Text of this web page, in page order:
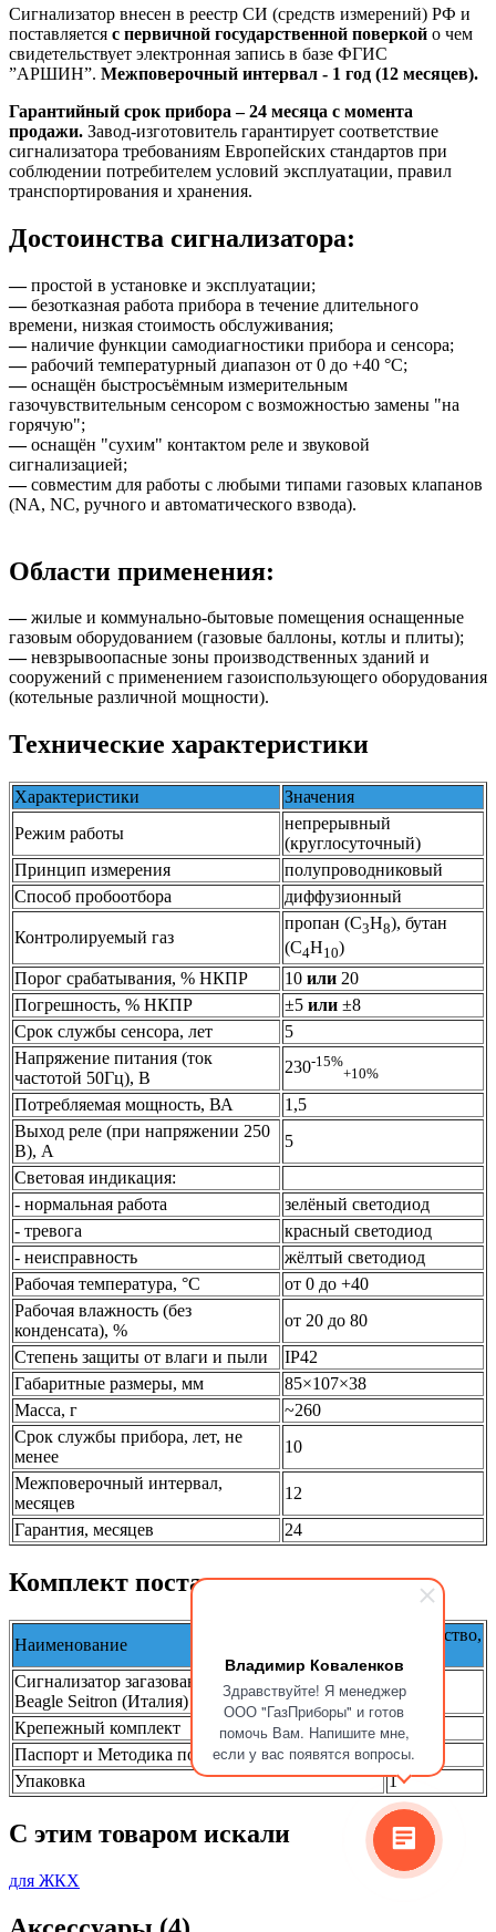
Владимир Коваленков
Здравствуйте! Я менеджер
ООО "ГазПриборы" и готов
помочь Вам. Напишите мне,
если у вас появятся вопросы.
Сигнализатор внесен в реестр СИ (средств измерений) РФ и
поставляется с первичной государственной поверкой о чем
свидетельствует электронная запись в базе ФГИС
”АРШИН”. Межповерочный интервал - 1 год (12 месяцев).
Гарантийный срок прибора – 24 месяца с момента
продажи. Завод-изготовитель гарантирует соответствие
сигнализатора требованиям Европейских стандартов при
соблюдении потребителем условий эксплуатации, правил
транспортирования и хранения.
Достоинства сигнализатора:
—простой в установке и эксплуатации;
—безотказная работа прибора в течение длительного
времени, низкая стоимость обслуживания;
—наличие функции самодиагностики прибора и сенсора;
—рабочий температурный диапазон от 0 до +40 °C;
—оснащён быстросъёмным измерительным
газочувствительным сенсором с возможностью замены "на
горячую";
—оснащён "сухим" контактом реле и звуковой
сигнализацией;
—совместим для работы с любыми типами газовых клапанов
(NA, NC, ручного и автоматического взвода).
Области применения:
—жилые и коммунально-бытовые помещения оснащенные
газовым оборудованием (газовые баллоны, котлы и плиты);
—невзрывоопасные зоны производственных зданий и
сооружений с применением газоиспользующего оборудования
(котельные различной мощности).
Технические характеристики
Характеристики
Значения
Режим работы
непрерывный
(круглосуточный)
Принцип измерения
полупроводниковый
Способ пробоотбора
диффузионный
Контролируемый газ
пропан (С3Н8), бутан
(С4Н10)
Порог срабатывания, % НКПР
10 или 20
Погрешность, % НКПР
±5 или ±8
Срок службы сенсора, лет
5
Напряжение питания (ток
частотой 50Гц), В
230-15%
+10%
Потребляемая мощность, ВА
1,5
Выход реле (при напряжении 250
В), А
5
Световая индикация:
- нормальная работа
зелёный светодиод
- тревога
красный светодиод
- неисправность
жёлтый светодиод
Рабочая температура, °C
от 0 до +40
Рабочая влажность (без
конденсата), %
от 20 до 80
Степень защиты от влаги и пыли
IP42
Габаритные размеры, мм
85×107×38
Масса, г
~260
Срок службы прибора, лет, не
менее
10
Межповерочный интервал,
месяцев
12
Гарантия, месяцев
24
Комплект поставки
Наименование
Количество,
Сигнализатор загазованности RGDGP5MP
Beagle Seitron (Италия)
1
Крепежный комплект
1
Паспорт и Методика поверки
1
Упаковка
1
C этим товаром искали
для ЖКХ